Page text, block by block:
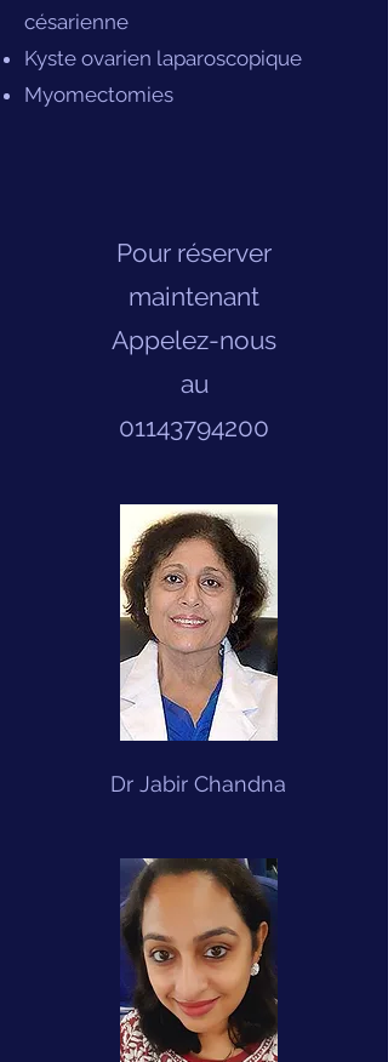
césarienne
Kyste ovarien laparoscopique
Myomectomies
Dr Jabir Chandna
Pour réserver
maintenant
Appelez-nous
au
01143794200